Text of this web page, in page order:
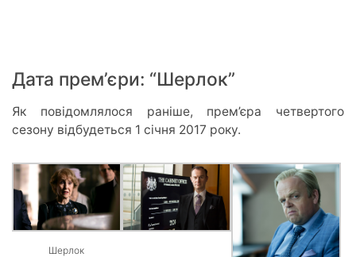
Дата прем’єри: “Шерлок”
Як повідомлялося раніше, прем’єра четвертого
сезону відбудеться 1 січня 2017 року.
Шерлок